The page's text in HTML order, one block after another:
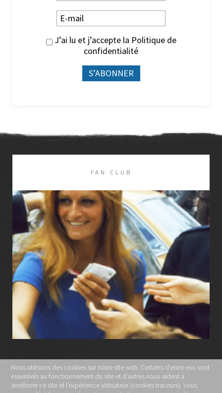
J’ai lu et j’accepte la Politique de
confidentialité
FAN CLUB
LIRE LA SUITE
MENTIONS LÉGALES
Nous utilisons des cookies sur notre site web. Certains d’entre eux sont
essentiels au fonctionnement du site et d’autres nous aident à
améliorer ce site et l’expérience utilisateur (cookies traceurs). Vous